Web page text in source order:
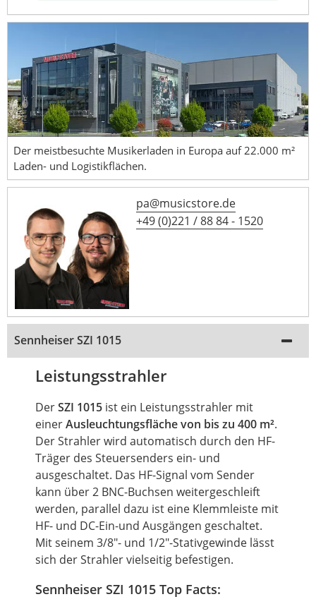
Der meistbesuchte Musikerladen in Europa auf 22.000 m²
Laden- und Logistikflächen.
pa@musicstore.de
+49 (0)221 / 88 84 - 1520
Sennheiser SZI 1015
Leistungsstrahler
DerSZI 1015 ist ein Leistungsstrahler mit
einerAusleuchtungsfläche von bis zu 400 m².
Der Strahler wird automatisch durch den HF-
Träger des Steuersenders ein- und
ausgeschaltet. Das HF-Signal vom Sender
kann über 2 BNC-Buchsen weitergeschleift
werden, parallel dazu ist eine Klemmleiste mit
HF- und DC-Ein-und Ausgängen geschaltet.
Mit seinem 3/8"- und 1/2"-Stativgewinde lässt
sich der Strahler vielseitig befestigen.
Sennheiser SZI 1015 Top Facts: